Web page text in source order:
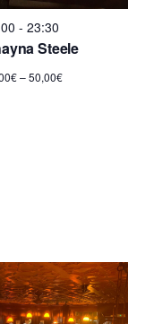
-23:30
Steele
– 50,00€